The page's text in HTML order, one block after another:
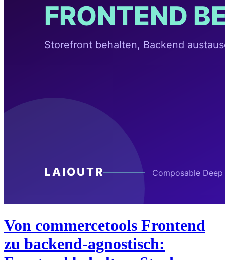
Von commercetools Frontend
zu backend-agnostisch: